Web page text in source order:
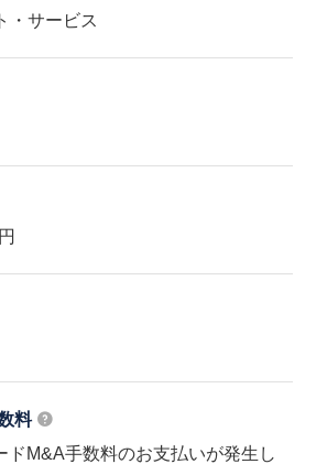
・サービス
料
ドM&A手数料のお支払いが発生し